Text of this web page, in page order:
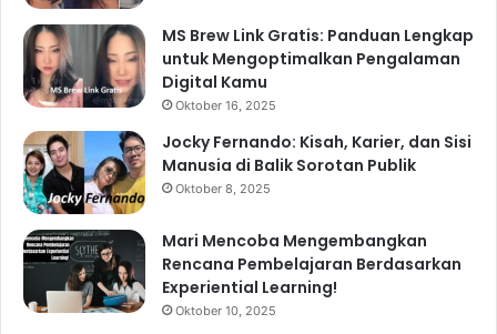
MS Brew Link Gratis: Panduan Lengkap
untuk Mengoptimalkan Pengalaman
Digital Kamu
Oktober 16, 2025
Jocky Fernando: Kisah, Karier, dan Sisi
Manusia di Balik Sorotan Publik
Oktober 8, 2025
Mari Mencoba Mengembangkan
Rencana Pembelajaran Berdasarkan
Experiential Learning!
Oktober 10, 2025